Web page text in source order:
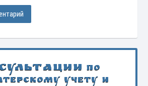
по
учету и